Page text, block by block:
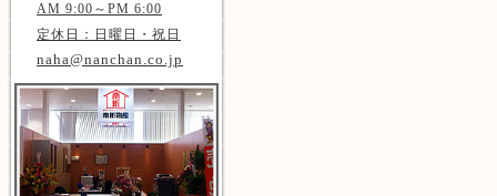
AM 9:00～PM 6:00
定休日：日曜日・祝日
naha@nanchan.co.jp